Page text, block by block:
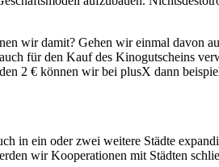
wir damit? Gehen wir einmal davon
für den Kauf des Kinogutscheins
2 € können wir bei plusX dann
in ein oder zwei weitere Städte
wir Kooperationen mit Städten